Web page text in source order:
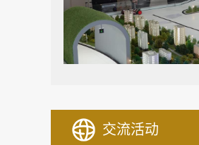
交流活动